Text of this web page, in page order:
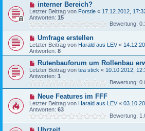
interner Bereich?
Letzter Beitrag von Forstie « 17.12.2012,
Antworten: 15
Bewertung:
Umfrage erstellen
Letzter Beitrag von Harald aus LEV «
Antworten: 8
Rutenbauforum um Rollenbau
Letzter Beitrag von tea stick « 10.10.2012,
Antworten: 1
Bewertung:
Neue Features im FFF
Letzter Beitrag von Harald aus LEV «
Antworten: 63
Bewertung: